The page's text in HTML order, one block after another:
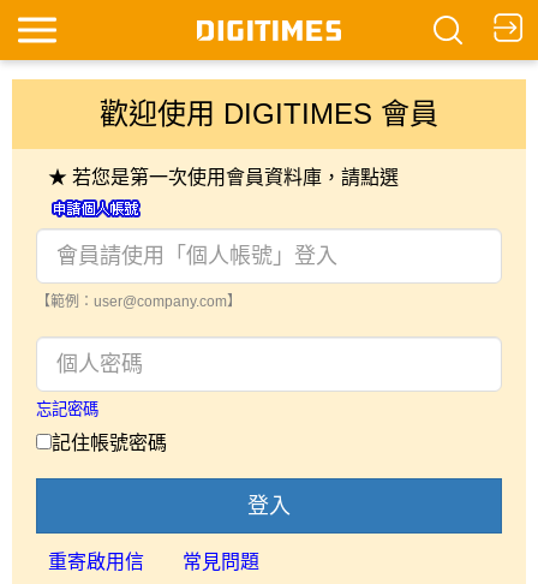
歡迎使用 DIGITIMES 會員
★ 若您是第一次使用會員資料庫，請點選
【範例：user@company.com】
忘記密碼
記住帳號密碼
登入
重寄啟用信 常見問題